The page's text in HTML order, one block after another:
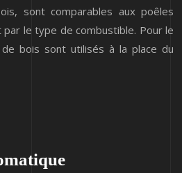
sont comparables aux poêles
le type de combustible. Pour le
bois sont utilisés à la place du